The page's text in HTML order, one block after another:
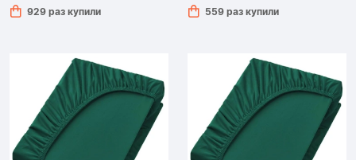
929 раз купили 559 раз купили